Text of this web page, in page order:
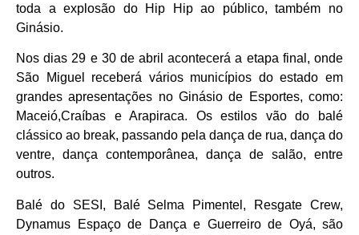
toda a explosão do Hip Hip ao público, também no
Ginásio.
Nos dias 29 e 30 de abril acontecerá a etapa final, onde
São Miguel receberá vários municípios do estado em
grandes apresentações no Ginásio de Esportes, como:
Maceió,Craíbas e Arapiraca. Os estilos vão do balé
clássico ao break, passando pela dança de rua, dança do
ventre, dança contemporânea, dança de salão, entre
outros.
Balé do SESI, Balé Selma Pimentel, Resgate Crew,
Dynamus Espaço de Dança e Guerreiro de Oyá, são